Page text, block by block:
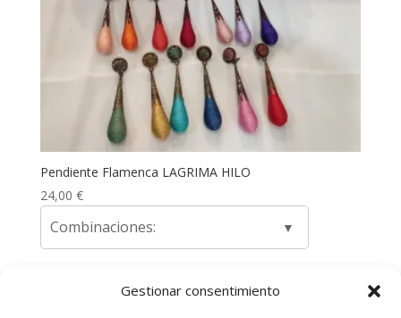
Gestionar consentimiento
Pendiente Flamenca LAGRIMA HILO
24,00 €
Combinaciones: